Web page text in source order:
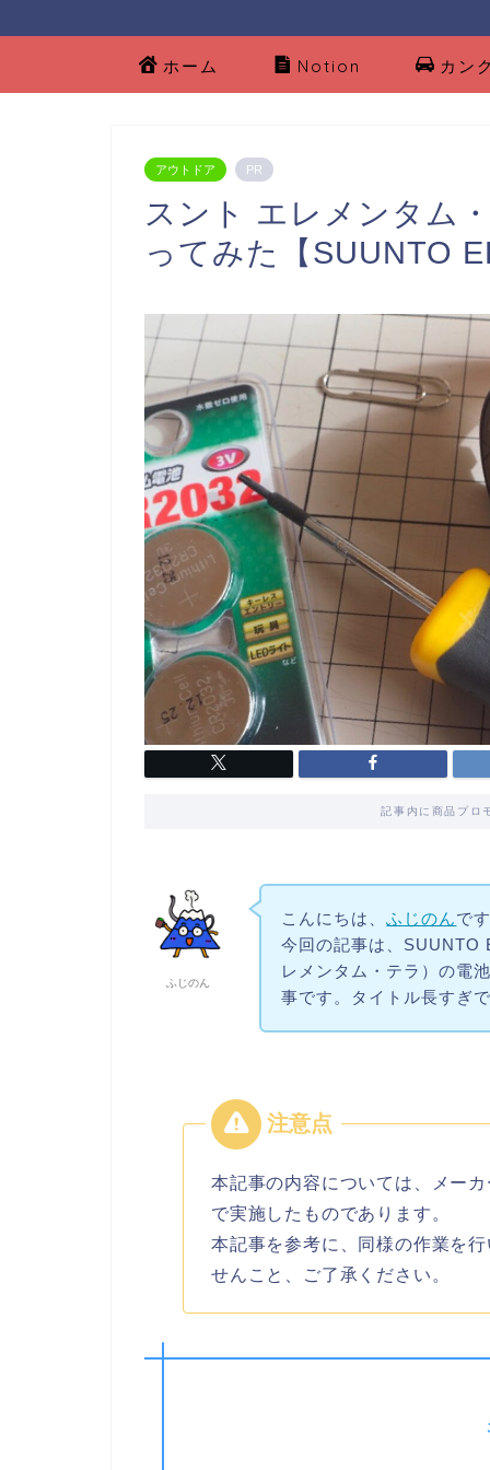
ホーム Notion カン
アウトドア PR
スント エレメンタム
ってみた【SUUNTO
記事内に商品プロ
ふじのん
こんにちは、ふじのんで
今回の記事は、SUUNTO
レメンタム・テラ）の電
事です。タイトル長すぎ
本記事の内容については、メー
で実施したものであります。
本記事を参考に、同様の作業を
せんこと、ご了承ください。